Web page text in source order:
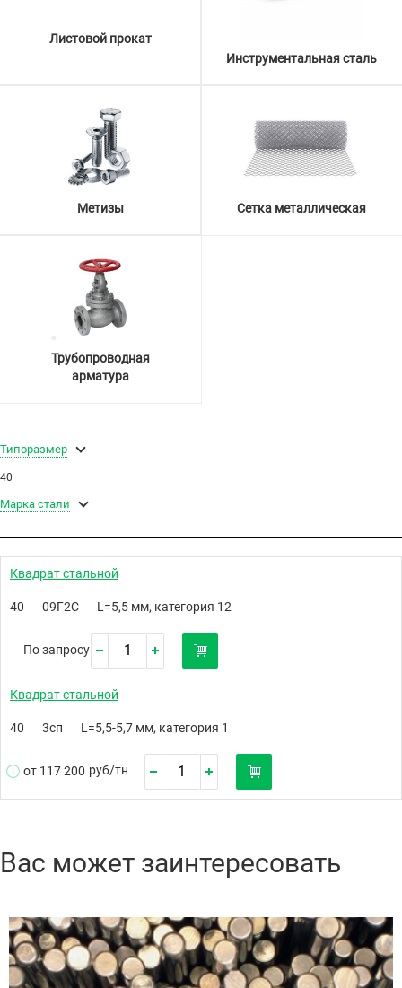
Листовой прокат
Инструментальная сталь
Метизы Сетка металлическая
Трубопроводная
арматура
Типоразмер
40
Марка стали
Квадрат стальной
40 09Г2С L=5,5 мм, категория 12
По запросу
Квадрат стальной
40 3сп L=5,5-5,7 мм, категория 1
от 117 200 руб/тн
Вас может заинтересовать